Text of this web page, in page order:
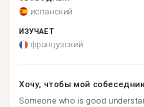
испанский
ИЗУЧАЕТ
французский
Хочу, чтобы мой
Someone who is good